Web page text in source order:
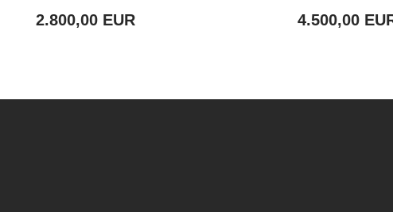
2.800,00 EUR 4.500,00